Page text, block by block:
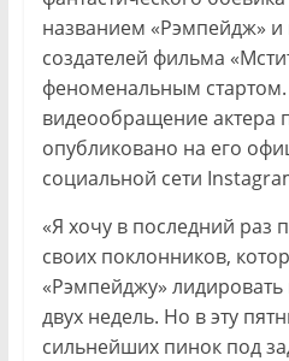
названием «Рэмпейдж» и
создателей фильма
феноменальным
видеообращение актера
опубликовано на его
социальной сети
«Я хочу в последний раз
своих поклонников,
«Рэмпейджу» лидировать
двух недель. Но в эту
сильнейших пинок под